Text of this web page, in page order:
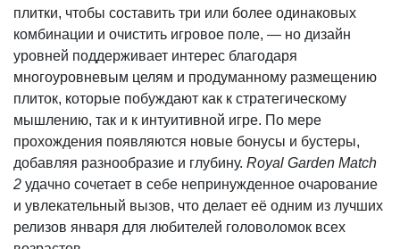
плитки, чтобы составить три или более одинаковых
комбинации и очистить игровое поле, — но дизайн
уровней поддерживает интерес благодаря
многоуровневым целям и продуманному размещению
плиток, которые побуждают как к стратегическому
мышлению, так и к интуитивной игре. По мере
прохождения появляются новые бонусы и бустеры,
добавляя разнообразие и глубину. Royal Garden Match
2 удачно сочетает в себе непринужденное очарование
и увлекательный вызов, что делает её одним из лучших
релизов января для любителей головоломок всех